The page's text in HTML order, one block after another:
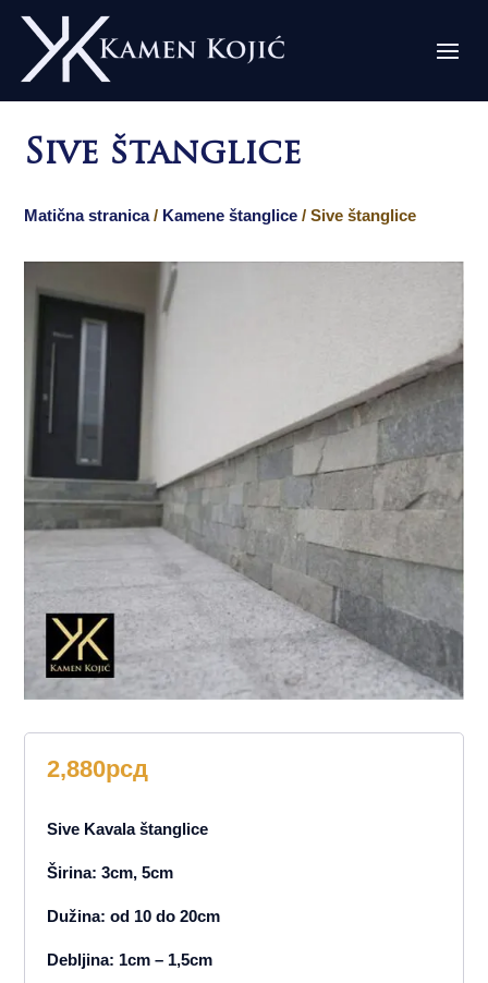
Sive štanglice
Matična stranica/ Kamene štanglice / Sive štanglice
2,880рсд
Sive Kavala štanglice
Širina: 3cm, 5cm
Dužina: od 10 do 20cm
Debljina: 1cm – 1,5cm